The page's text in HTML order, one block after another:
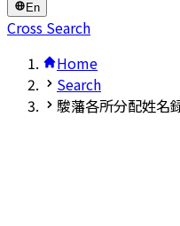
En
Cross Search
Home
Search
駿藩各所分配姓名